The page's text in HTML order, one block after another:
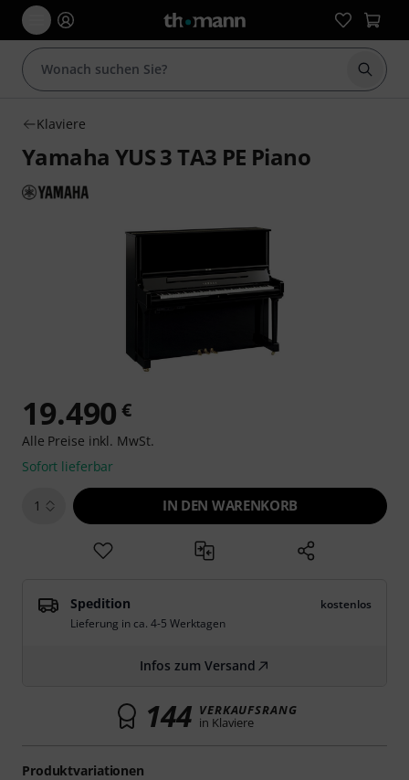
Suche
Klaviere
Yamaha YUS 3 TA3 PE Piano
Produktvariationen
19.490 €
Alle Preise inkl. MwSt.
Sofort lieferbar
1 IN DEN WARENKORB
Spedition
kostenlos
Lieferung in ca. 4-5 Werktagen
Infos zum Versand
144 VERKAUFSRANG
in Klaviere